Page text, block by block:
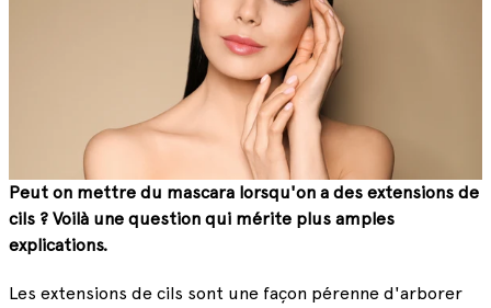
Peut on mettre du mascara lorsqu'on a des extensions de
cils ? Voilà une question qui mérite plus amples
explications.
Les extensions de cils sont une façon pérenne d'arborer